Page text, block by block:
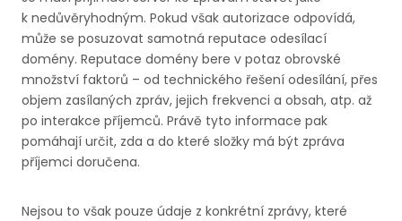
k nedůvěryhodným. Pokud však autorizace odpovídá,
může se posuzovat samotná reputace odesílací
domény. Reputace domény bere v potaz obrovské
množství faktorů – od technického řešení odesílání, přes
objem zasílaných zpráv, jejich frekvenci a obsah, atp. až
po interakce příjemců. Právě tyto informace pak
pomáhají určit, zda a do které složky má být zpráva
příjemci doručena.
Nejsou to však pouze údaje z konkrétní zprávy, které